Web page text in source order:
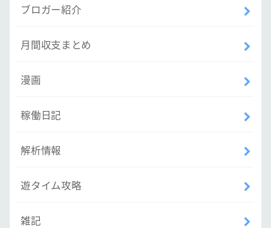
ブロガー紹介
月間収支まとめ
漫画
稼働日記
解析情報
遊タイム攻略
雑記